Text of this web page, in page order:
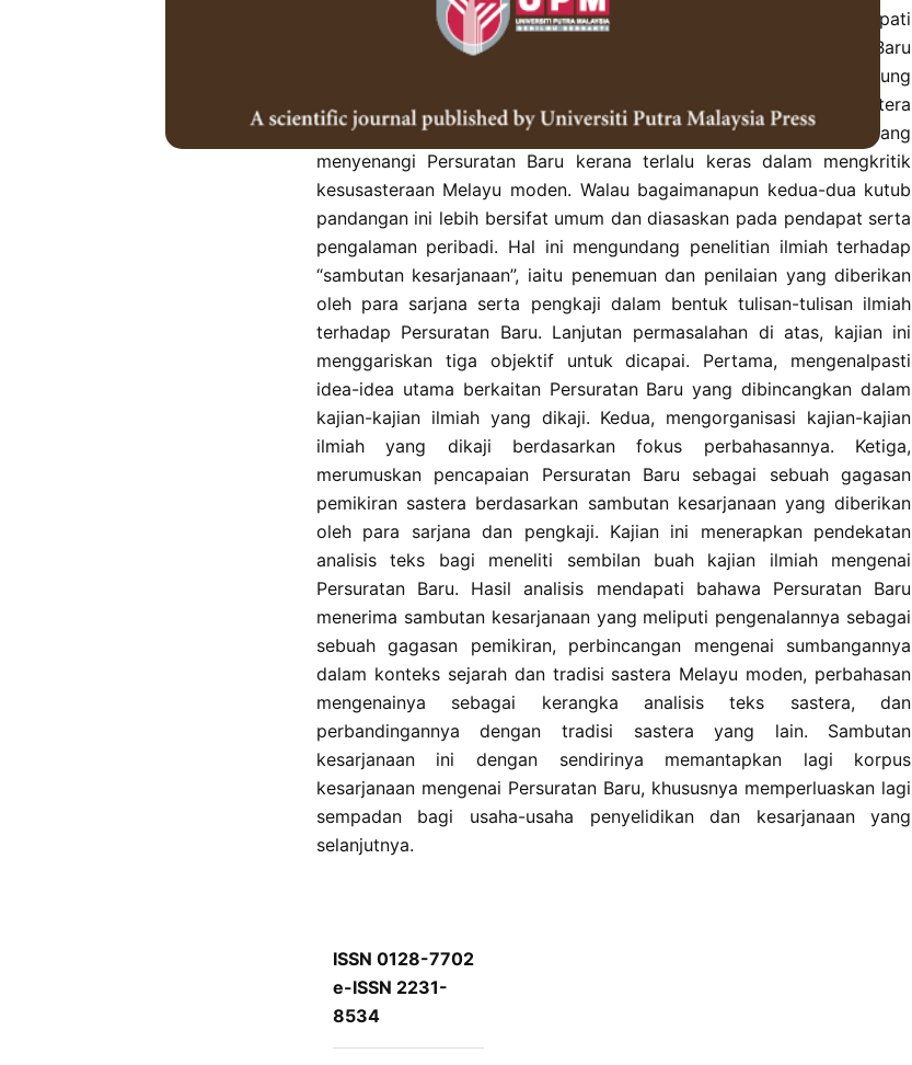
Kajian ini bertitik tolak daripada sorotan literatur yang mendapati
adanya dua kutub pandangan umum tentang gagasan Persuratan Baru
cetusan Mohd. Affandi Hassan. Kutub yang pertama cenderung
menerima Persuratan Baru sebagai sebuah gagasan pemikiran sastera
yang berasaskan Islam. Manakala, kutub yang kedua pula dilihat kurang
menyenangi Persuratan Baru kerana terlalu keras dalam mengkritik
kesusasteraan Melayu moden. Walau bagaimanapun kedua-dua kutub
pandangan ini lebih bersifat umum dan diasaskan pada pendapat serta
pengalaman peribadi. Hal ini mengundang penelitian ilmiah terhadap
“sambutan kesarjanaan”, iaitu penemuan dan penilaian yang diberikan
oleh para sarjana serta pengkaji dalam bentuk tulisan-tulisan ilmiah
terhadap Persuratan Baru. Lanjutan permasalahan di atas, kajian ini
menggariskan tiga objektif untuk dicapai. Pertama, mengenalpasti
idea-idea utama berkaitan Persuratan Baru yang dibincangkan dalam
kajian-kajian ilmiah yang dikaji. Kedua, mengorganisasi kajian-kajian
ilmiah yang dikaji berdasarkan fokus perbahasannya. Ketiga,
merumuskan pencapaian Persuratan Baru sebagai sebuah gagasan
pemikiran sastera berdasarkan sambutan kesarjanaan yang diberikan
oleh para sarjana dan pengkaji. Kajian ini menerapkan pendekatan
analisis teks bagi meneliti sembilan buah kajian ilmiah mengenai
Persuratan Baru. Hasil analisis mendapati bahawa Persuratan Baru
menerima sambutan kesarjanaan yang meliputi pengenalannya sebagai
sebuah gagasan pemikiran, perbincangan mengenai sumbangannya
dalam konteks sejarah dan tradisi sastera Melayu moden, perbahasan
mengenainya sebagai kerangka analisis teks sastera, dan
perbandingannya dengan tradisi sastera yang lain. Sambutan
kesarjanaan ini dengan sendirinya memantapkan lagi korpus
kesarjanaan mengenai Persuratan Baru, khususnya memperluaskan lagi
sempadan bagi usaha-usaha penyelidikan dan kesarjanaan yang
selanjutnya.
ISSN 0128-7702
e-ISSN 2231-
8534